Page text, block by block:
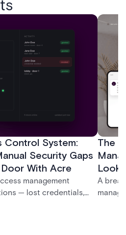
System:
Security Gaps
With Acre
management
— lost credentials,
access control
The
Look
A